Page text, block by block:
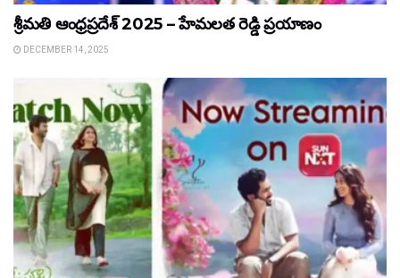
శ్రీమతి ఆంధ్రప్రదేశ్ 2025 – హేమలత రెడ్డి ప్రయాణం
DECEMBER 14, 2025